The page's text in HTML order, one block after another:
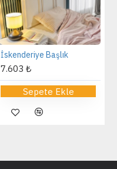
İskenderiye Başlık
7.603 ₺
Sepete Ekle